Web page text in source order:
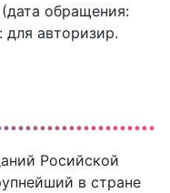
обращения:
авторизир.
Росийской
в стране